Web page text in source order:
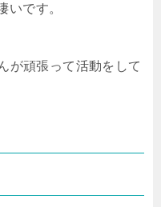
いです。
が頑張って活動をして